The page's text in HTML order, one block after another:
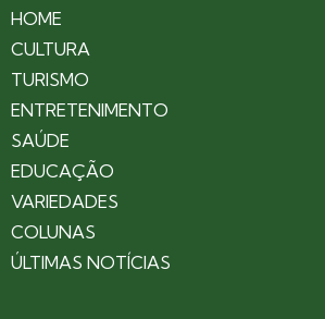
HOME
CULTURA
TURISMO
ENTRETENIMENTO
SAÚDE
EDUCAÇÃO
VARIEDADES
COLUNAS
ÚLTIMAS NOTÍCIAS